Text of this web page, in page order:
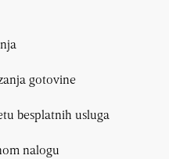
gotovine
besplatnih usluga
nalogu